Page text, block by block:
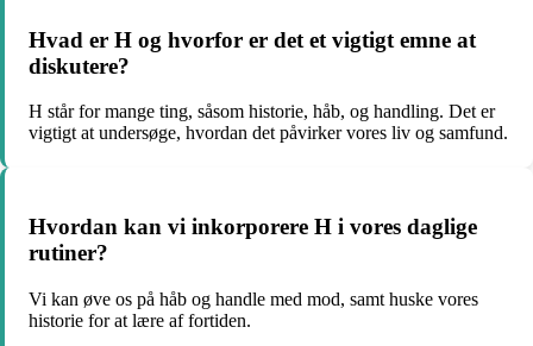
Hvad er H og hvorfor er det et vigtigt emne at
diskutere?
H står for mange ting, såsom historie, håb, og handling. Det er
vigtigt at undersøge, hvordan det påvirker vores liv og samfund.
Hvordan kan vi inkorporere H i vores daglige
rutiner?
Vi kan øve os på håb og handle med mod, samt huske vores
historie for at lære af fortiden.